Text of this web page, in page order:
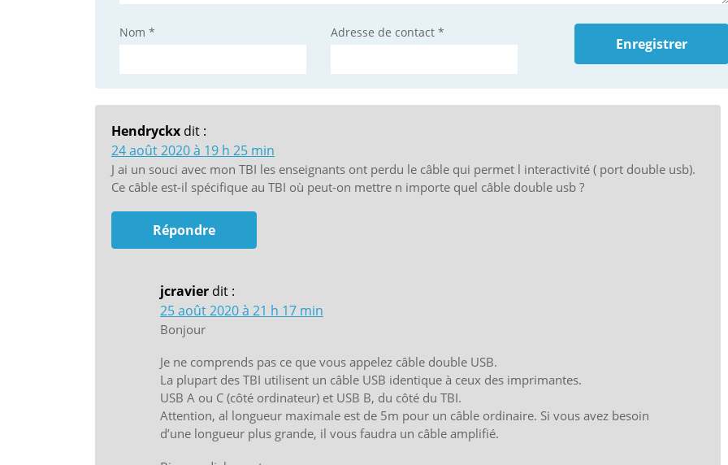
Nom * Adresse de contact *
Hendryckx dit :
24 août 2020 à 19 h 25 min
J ai un souci avec mon TBI les enseignants ont perdu le câble qui permet l interactivité ( port double usb).
Ce câble est-il spécifique au TBI où peut-on mettre n importe quel câble double usb ?
Répondre
jcravier dit :
25 août 2020 à 21 h 17 min
Bonjour
Je ne comprends pas ce que vous appelez câble double USB.
La plupart des TBI utilisent un câble USB identique à ceux des imprimantes.
USB A ou C (côté ordinateur) et USB B, du côté du TBI.
Attention, al longueur maximale est de 5m pour un câble ordinaire. Si vous avez besoin
d’une longueur plus grande, il vous faudra un câble amplifié.